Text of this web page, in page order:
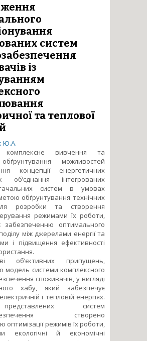
систем
із
та теплової
Ю.А.
комплексне вивчення та
можливостей
концепції енергетичних
об’єднання інтегрованих
систем в умовах
обґрунтування технічних
розробки та створення
режимами їх роботи,
оптимального
між джерелами енергії та
і підвищення ефективності
об’єктивних припущень,
модель системи комплексного
споживачів, у вигляді
хабу, який забезпечує
і тепловій енергіях.
систем
створено
оптимізації режимів їх роботи,
екологічні й економічні